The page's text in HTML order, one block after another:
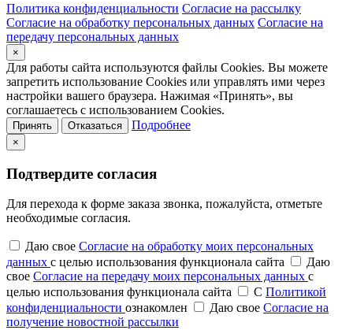
Политика конфиденциальности Согласие на рассылку
Согласие на обработку персональных данных Согласие на
передачу персональных данных
×
Для работы сайта используются файлы Cookies. Вы можете
запретить использование Cookies или управлять ими через
настройки вашего браузера. Нажимая «Принять», вы
соглашаетесь с использованием Cookies.
Принять Отказаться Подробнее
×
Подтвердите согласия
Для перехода к форме заказа звонка, пожалуйста, отметьте
необходимые согласия.
Даю свое Согласие на обработку моих персональных
данных с целью использования функционала сайта
Даю
свое Согласие на передачу моих персональных данных с
целью использования функционала сайта
С Политикой
конфиденциальности ознакомлен Даю свое Согласие на
получение новостной рассылки